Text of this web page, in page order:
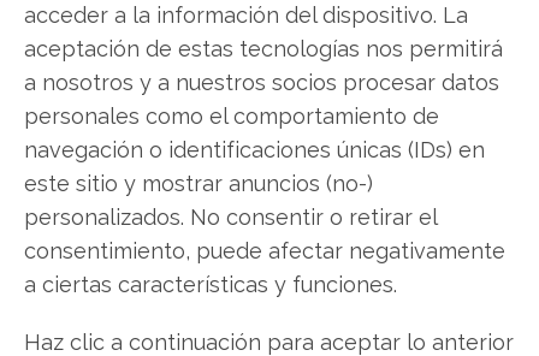
acceder a la información del dispositivo. La
aceptación de estas tecnologías nos permitirá
a nosotros y a nuestros socios procesar datos
personales como el comportamiento de
navegación o identificaciones únicas (IDs) en
este sitio y mostrar anuncios (no-)
personalizados. No consentir o retirar el
consentimiento, puede afectar negativamente
a ciertas características y funciones.
Haz clic a continuación para aceptar lo anterior
Twitter
Facebook
Copiar enlace